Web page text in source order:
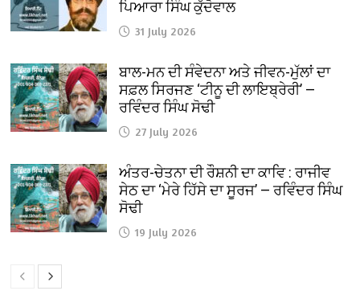
ਪਿਆਰਾ ਸਿੰਘ ਕੁੱਦੋਵਾਲ
31 July 2026
ਬਾਲ-ਮਨ ਦੀ ਸੰਵੇਦਨਾ ਅਤੇ ਜੀਵਨ-ਮੁੱਲਾਂ ਦਾ
ਸਫ਼ਲ ਸਿਰਜਣ ‘ਟੀਨੂ ਦੀ ਲਾਇਬ੍ਰੇਰੀ’ —
ਰਵਿੰਦਰ ਸਿੰਘ ਸੋਢੀ
27 July 2026
ਅੰਤਰ-ਚੇਤਨਾ ਦੀ ਰੌਸ਼ਨੀ ਦਾ ਕਾਵਿ : ਰਾਜੀਵ
ਸੇਠ ਦਾ ‘ਮੇਰੇ ਹਿੱਸੇ ਦਾ ਸੂਰਜ’ — ਰਵਿੰਦਰ ਸਿੰਘ
ਸੋਢੀ
19 July 2026